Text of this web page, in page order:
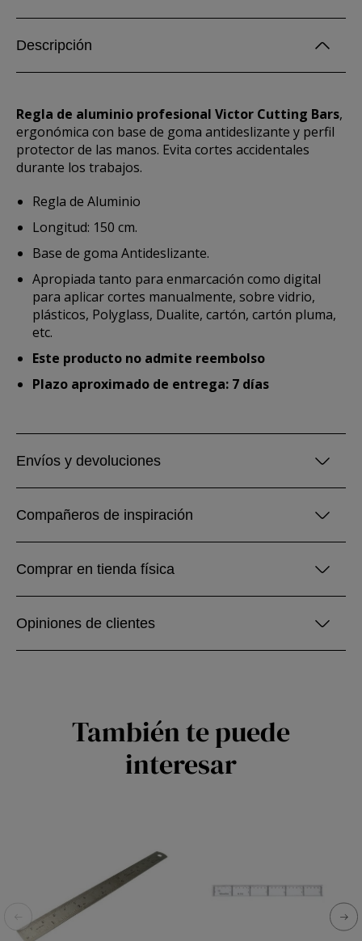
Descripción
Regla de aluminio profesional Victor Cutting Bars,
ergonómica con base de goma antideslizante y perfil
protector de las manos. Evita cortes accidentales
durante los trabajos.
Regla de Aluminio
Longitud: 150 cm.
Base de goma Antideslizante.
Apropiada tanto para enmarcación como digital
para aplicar cortes manualmente, sobre vidrio,
plásticos, Polyglass, Dualite, cartón, cartón pluma,
etc.
Este producto no admite reembolso
Plazo aproximado de entrega: 7 días
Envíos y devoluciones
Compañeros de inspiración
Comprar en tienda física
Opiniones de clientes
También te puede
interesar